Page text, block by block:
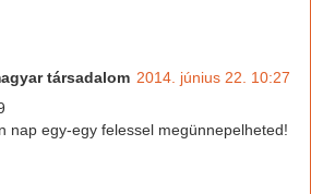
társadalom 2014. június 22. 10:27
nap egy-egy felessel megünnepelheted!